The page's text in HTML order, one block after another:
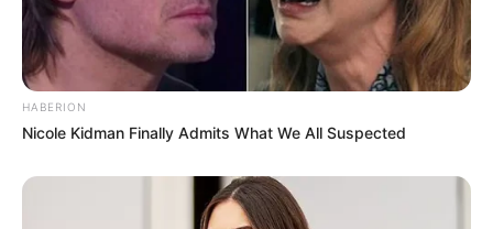
HABERION
Nicole Kidman Finally Admits What We All Suspected